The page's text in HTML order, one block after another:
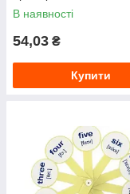
В наявності
54,03 ₴
Купити